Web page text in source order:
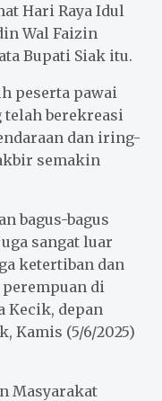
Hari Raya Idul
Wal Faizin
Bupati Siak itu.
peserta pawai
berekreasi
dan iring-
semakin
bagus-bagus
sangat luar
ketertiban dan
di
Kecik, depan
Kamis (5/6/2025)
Masyarakat